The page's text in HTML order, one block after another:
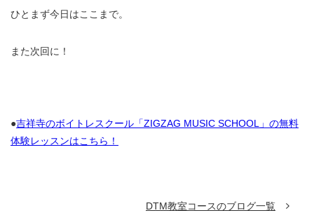
ひとまず今日はここまで。
また次回に！
●吉祥寺のボイトレスクール「ZIGZAG MUSIC SCHOOL」の無料
体験レッスンはこちら！
DTM教室コースのブログ一覧